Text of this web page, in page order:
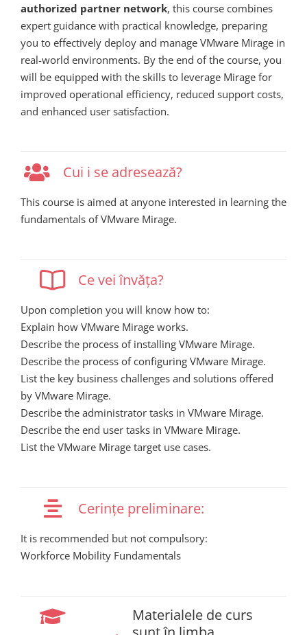
authorized partner network, this course combines
expert guidance with practical knowledge, preparing
you to effectively deploy and manage VMware Mirage in
real-world environments. By the end of the course, you
will be equipped with the skills to leverage Mirage for
improved operational efficiency, reduced support costs,
and enhanced user satisfaction.
Cui i se adresează?
This course is aimed at anyone interested in learning the
fundamentals of VMware Mirage.
Ce vei învăța?
Upon completion you will know how to:
Explain how VMware Mirage works.
Describe the process of installing VMware Mirage.
Describe the process of configuring VMware Mirage.
List the key business challenges and solutions offered
by VMware Mirage.
Describe the administrator tasks in VMware Mirage.
Describe the end user tasks in VMware Mirage.
List the VMware Mirage target use cases.
Cerințe preliminare:
It is recommended but not compulsory:
Workforce Mobility Fundamentals
Materialele de curs